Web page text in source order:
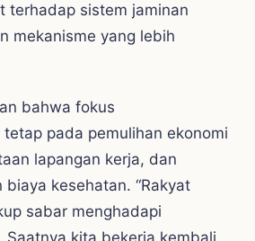
terhadap sistem jaminan
mekanisme yang lebih
bahwa fokus
pada pemulihan ekonomi
lapangan kerja, dan
kesehatan. “Rakyat
sabar menghadapi
Saatnya kita bekerja kembali